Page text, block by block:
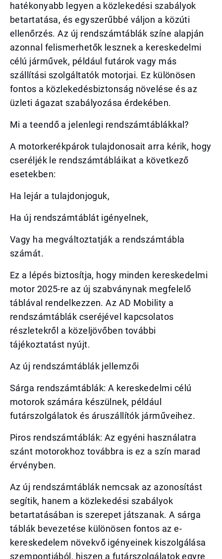
hatékonyabb legyen a közlekedési szabályok
betartatása, és egyszerűbbé váljon a közúti
ellenőrzés. Az új rendszámtáblák színe alapján
azonnal felismerhetők lesznek a kereskedelmi
célú járművek, például futárok vagy más
szállítási szolgáltatók motorjai. Ez különösen
fontos a közlekedésbiztonság növelése és az
üzleti ágazat szabályozása érdekében.
Mi a teendő a jelenlegi rendszámtáblákkal?
A motorkerékpárok tulajdonosait arra kérik, hogy
cseréljék le rendszámtábláikat a következő
esetekben:
Ha lejár a tulajdonjoguk,
Ha új rendszámtáblát igényelnek,
Vagy ha megváltoztatják a rendszámtábla
számát.
Ez a lépés biztosítja, hogy minden kereskedelmi
motor 2025-re az új szabványnak megfelelő
táblával rendelkezzen. Az AD Mobility a
rendszámtáblák cseréjével kapcsolatos
részletekről a közeljövőben további
tájékoztatást nyújt.
Az új rendszámtáblák jellemzői
Sárga rendszámtáblák: A kereskedelmi célú
motorok számára készülnek, például
futárszolgálatok és áruszállítók járműveihez.
Piros rendszámtáblák: Az egyéni használatra
szánt motorokhoz továbbra is ez a szín marad
érvényben.
Az új rendszámtáblák nemcsak az azonosítást
segítik, hanem a közlekedési szabályok
betartatásában is szerepet játszanak. A sárga
táblák bevezetése különösen fontos az e-
kereskedelem növekvő igényeinek kiszolgálása
szempontjából, hiszen a futárszolgálatok egyre